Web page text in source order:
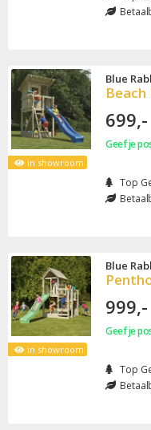
in showroom
Blue
699,-
Geef je
Top
in showroom
Blue
999,-
Geef je
Top